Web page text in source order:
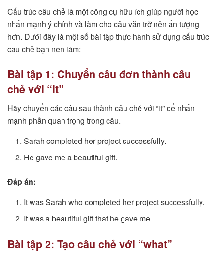
Cấu trúc câu chẻ là một công cụ hữu ích giúp người học
nhấn mạnh ý chính và làm cho câu văn trở nên ấn tượng
hơn. Dưới đây là một số bài tập thực hành sử dụng cấu trúc
câu chẻ bạn nên làm:
Bài tập 1: Chuyển câu đơn thành câu
chẻ với “it”
Hãy chuyển các câu sau thành câu chẻ với “it” để nhấn
mạnh phần quan trọng trong câu.
Sarah completed her project successfully.
He gave me a beautiful gift.
Đáp án:
It was Sarah who completed her project successfully.
It was a beautiful gift that he gave me.
Bài tập 2: Tạo câu chẻ với “what”